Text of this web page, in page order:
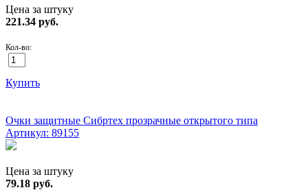
Цена за штуку
221.34 руб.
Кол-во:
Купить
Очки защитные Сибртех прозрачные открытого типа
Артикул: 89155
Цена за штуку
79.18 руб.